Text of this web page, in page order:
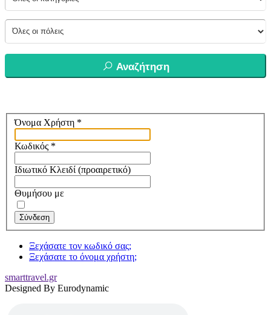
Αναζήτηση
Όνομα Χρήστη *
Κωδικός *
Ιδιωτικό Κλειδί (προαιρετικό)
Θυμήσου με
Σύνδεση
Ξεχάσατε τον κωδικό σας;
Ξεχάσατε το όνομα χρήστη;
smarttravel.gr
Designed By Eurodynamic